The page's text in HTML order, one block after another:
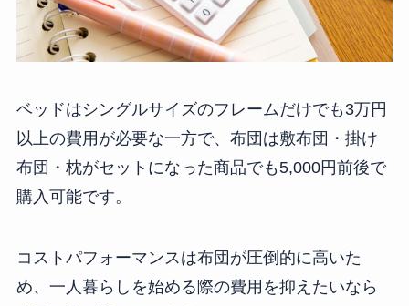
ベッドはシングルサイズのフレームだけでも3万円
以上の費用が必要な一方で、布団は敷布団・掛け
布団・枕がセットになった商品でも5,000円前後で
購入可能です。
コストパフォーマンスは布団が圧倒的に高いた
め、一人暮らしを始める際の費用を抑えたいなら